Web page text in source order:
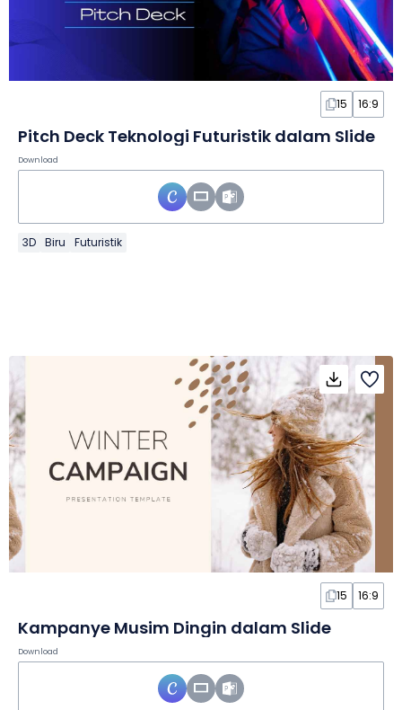
15 16:9
Pitch Deck Teknologi Futuristik dalam Slide
Download
3D Biru Futuristik
15 16:9
Kampanye Musim Dingin dalam Slide
Download